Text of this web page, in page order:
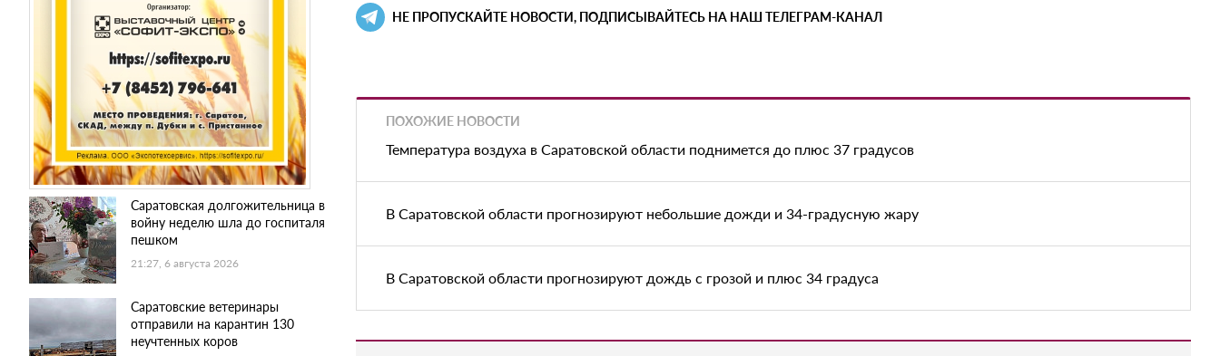
Саратовская долгожительница в
войну неделю шла до госпиталя
пешком
21:27, 6 августа 2026
Саратовские ветеринары
отправили на карантин 130
неучтенных коров
НЕ ПРОПУСКАЙТЕ НОВОСТИ, ПОДПИСЫВАЙТЕСЬ НА НАШ ТЕЛЕГРАМ-КАНАЛ
ПОХОЖИЕ НОВОСТИ
Температура воздуха в Саратовской области поднимется до плюс 37 градусов
В Саратовской области прогнозируют небольшие дожди и 34-градусную жару
В Саратовской области прогнозируют дождь с грозой и плюс 34 градуса